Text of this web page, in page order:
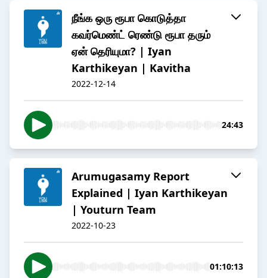
நீங்க ஒரு ரூபா கொடுத்தா
கவர்மெண்ட் ரெண்டு ரூபா தரும்
ஏன் தெரியுமா? | Iyan
Karthikeyan | Kavitha
2022-12-14
24:43
Arumugasamy Report
Explained | Iyan Karthikeyan
| Youturn Team
2022-10-23
01:10:13